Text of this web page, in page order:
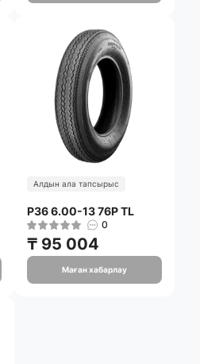
Алдын ала тапсырыс
P36 6.00-13 76P TL
0
₸ 95 004
Маған хабарлау